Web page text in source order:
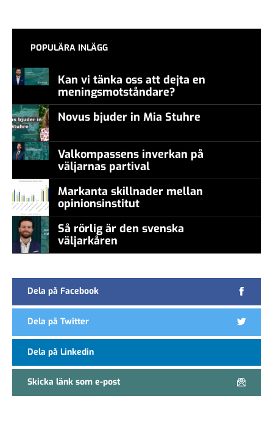
POPULÄRA INLÄGG
Kan vi tänka oss att dejta en
meningsmotståndare?
Novus bjuder in Mia Stuhre
Valkompassens inverkan på
väljarnas partival
Markanta skillnader mellan
opinionsinstitut
Så rörlig är den svenska
väljarkåren
Dela på Facebook
Dela på Twitter
Dela på Linkedin
Skicka länk som e-post